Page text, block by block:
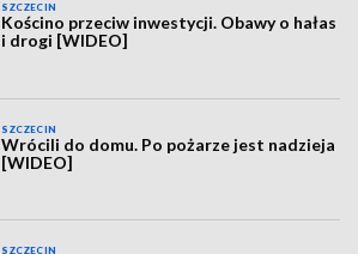
SZCZECIN
Kościno przeciw inwestycji. Obawy o hałas
i drogi [WIDEO]
SZCZECIN
Wrócili do domu. Po pożarze jest nadzieja
[WIDEO]
SZCZECIN